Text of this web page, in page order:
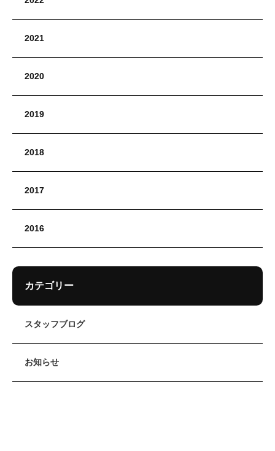
2021
2020
2019
2018
2017
2016
カテゴリー
スタッフブログ
お知らせ